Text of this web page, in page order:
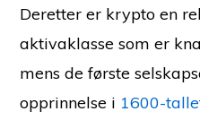
Deretter er krypto en
aktivaklasse som er
mens de første
opprinnelse i 1600-